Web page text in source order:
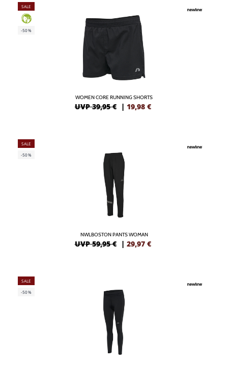
SALE
GREEN
-50%
WOMEN CORE RUNNING SHORTS
UVP 39,95 € | 19,98 €
SALE
-50%
NWLBOSTON PANTS WOMAN
UVP 59,95 € | 29,97 €
SALE
-50%